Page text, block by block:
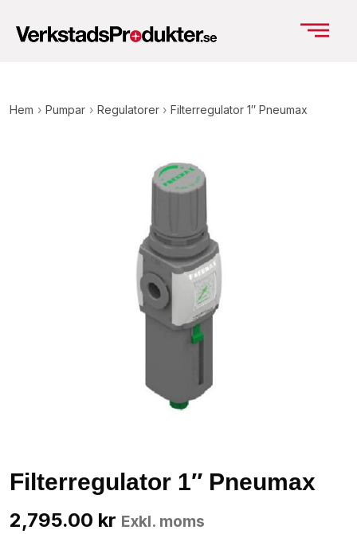
Hem › Pumpar › Regulatorer › Filterregulator 1″ Pneumax
2,795.00 kr Exkl. moms
Filterregulator 1″ Pneumax